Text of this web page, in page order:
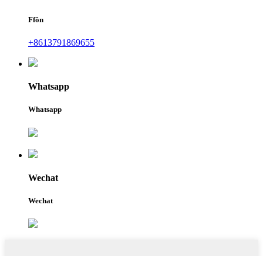
Ffôn
+8613791869655
Whatsapp
Whatsapp
Wechat
Wechat